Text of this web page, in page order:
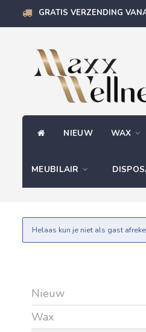
GRATIS VERZENDING
NIEUW WAX
MEUBILAIR
Helaas kun je niet als gast
Nieuw
Wax